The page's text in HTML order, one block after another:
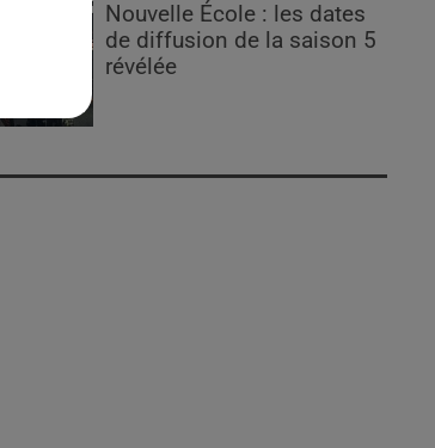
Nouvelle École : les dates
de diffusion de la saison 5
révélée